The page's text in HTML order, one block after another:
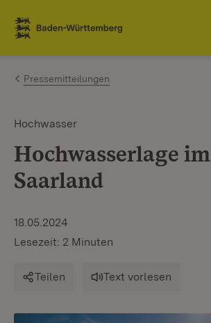
Zum Inhalt springen
Link zur Startseite
Pressemitteilungen
Hochwasser
Hochwasserlage im
Saarland
18.05.2024
Lesezeit: 2 Minuten
Teilen Text vorlesen